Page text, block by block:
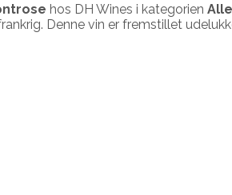
hos DH Wines i kategorien
Denne vin er fremstillet